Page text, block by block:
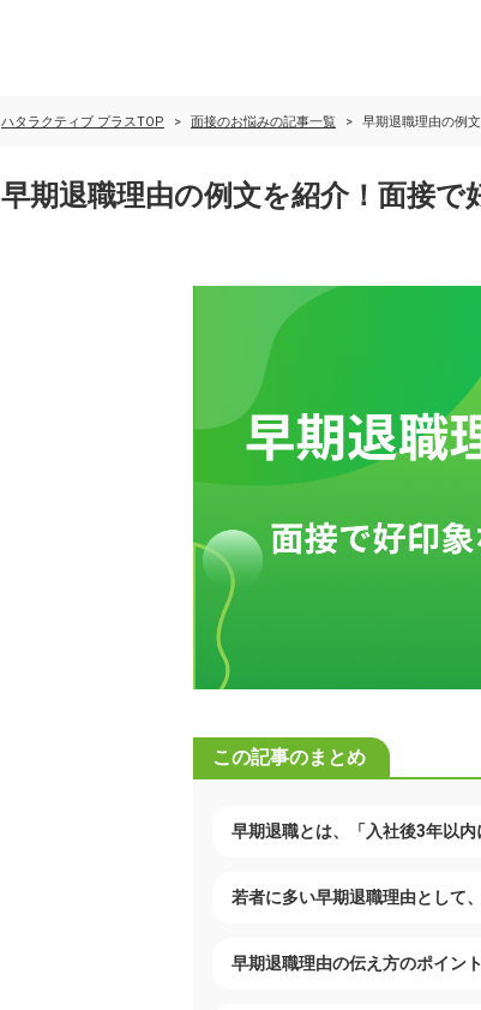
ハタラクティブ プラスTOP 面接のお悩みの記事一覧 早期退職理由の例
早期退職理由の例文を紹介！面接
この記事のまとめ
早期退職とは、「入社後3年以
若者に多い早期退職理由として
早期退職理由の伝え方のポイン